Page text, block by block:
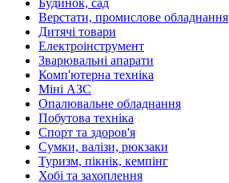
Верстати, промислове обладнання
Дитячі товари
Електроінструмент
Зварювальні апарати
Комп'ютерна техніка
Міні АЗС
Опалювальне обладнання
Побутова техніка
Спорт та здоров'я
Сумки, валізи, рюкзаки
Туризм, пікнік, кемпінг
Хобі та захоплення